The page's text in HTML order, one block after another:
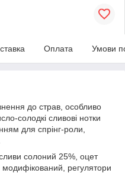
Оплата Умови
до страв, особливо
солодкі сливові нотки
для спрінг-роли,
солоний 25%, оцет
регулятори